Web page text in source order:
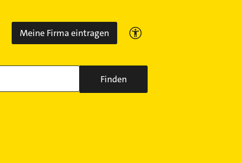
Meine Firma eintragen
Finden